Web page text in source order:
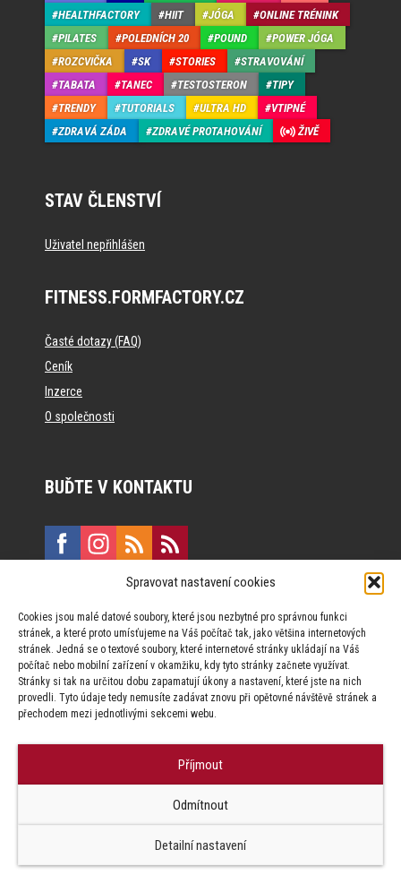
Spravovat nastavení cookies
Cookies jsou malé datové soubory, které jsou nezbytné pro správnou funkci
stránek, a které proto umísťujeme na Váš počítač tak, jako většina internetových
stránek. Jedná se o textové soubory, které internetové stránky ukládají na Váš
počítač nebo mobilní zařízení v okamžiku, kdy tyto stránky začnete využívat.
Stránky si tak na určitou dobu zapamatují úkony a nastavení, které jste na nich
provedli. Tyto údaje tedy nemusíte zadávat znovu při opětovné návštěvě stránek a
přechodem mezi jednotlivými sekcemi webu.
Příjmout
Odmítnout
Detailní nastavení
HEALTHFACTORY
HIIT JÓGA
ONLINE TRÉNINK
PILATES
POLEDNÍCH 20 POUND
POWER JÓGA
ROZCVIČKA
SK STORIES
STRAVOVÁNÍ
TABATA
TANEC TESTOSTERON
TIPY
TRENDY
TUTORIALS ULTRA HD
VTIPNÉ
ZDRAVÁ ZÁDA
ZDRAVÉ PROTAHOVÁNÍ ŽIVĚ
STAV ČLENSTVÍ
Uživatel nepřihlášen
FITNESS.FORMFACTORY.CZ
Časté dotazy (FAQ)
Ceník
Inzerce
O společnosti
BUĎTE V KONTAKTU
Vinohradská 190, 130 00 Praha 3
Za publikovaný obsah odpovídají jednotliví autoři.
Factory s.r.o. zapovězeno.